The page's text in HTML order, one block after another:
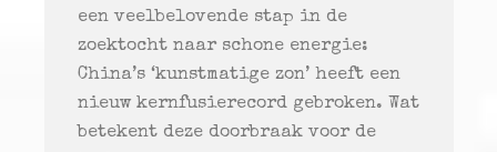
een veelbelovende stap in de
zoektocht naar schone energie:
China’s ‘kunstmatige zon’ heeft een
nieuw kernfusierecord gebroken. Wat
betekent deze doorbraak voor de